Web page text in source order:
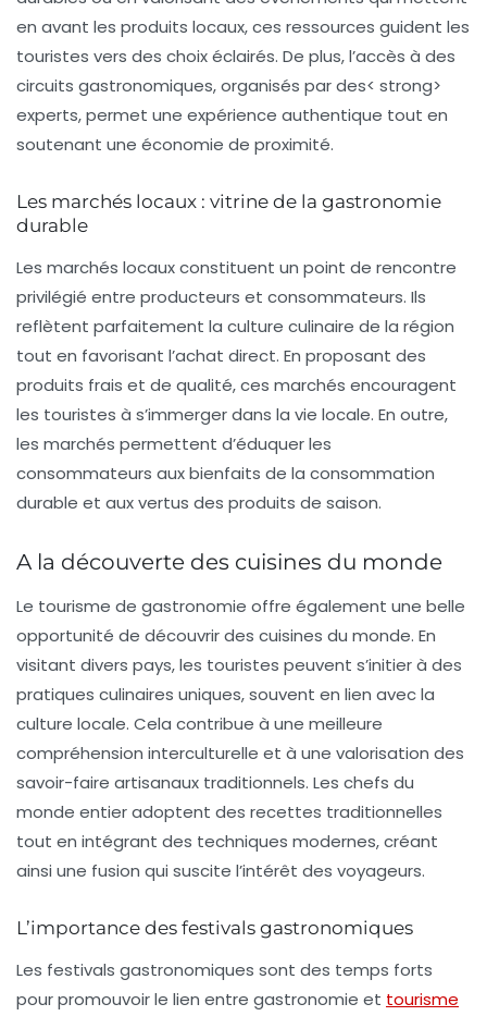
en avant les produits locaux, ces ressources guident les
touristes vers des choix éclairés. De plus, l’accès à des
circuits gastronomiques, organisés par des< strong>
experts, permet une expérience authentique tout en
soutenant une économie de proximité.
Les marchés locaux : vitrine de la gastronomie
durable
Les marchés locaux constituent un point de rencontre
privilégié entre producteurs et consommateurs. Ils
reflètent parfaitement la culture culinaire de la région
tout en favorisant l’achat direct. En proposant des
produits frais et de qualité, ces marchés encouragent
les touristes à s’immerger dans la vie locale. En outre,
les marchés permettent d’éduquer les
consommateurs aux bienfaits de la consommation
durable et aux vertus des produits de saison.
A la découverte des cuisines du monde
Le tourisme de gastronomie offre également une belle
opportunité de découvrir des cuisines du monde. En
visitant divers pays, les touristes peuvent s’initier à des
pratiques culinaires uniques, souvent en lien avec la
culture locale. Cela contribue à une meilleure
compréhension interculturelle et à une valorisation des
savoir-faire artisanaux traditionnels. Les chefs du
monde entier adoptent des recettes traditionnelles
tout en intégrant des techniques modernes, créant
ainsi une fusion qui suscite l’intérêt des voyageurs.
L’importance des festivals gastronomiques
Les festivals gastronomiques sont des temps forts
pour promouvoir le lien entre gastronomie et tourisme